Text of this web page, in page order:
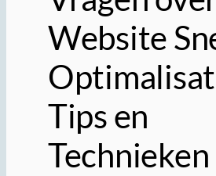
Website
Tips en
Technieken